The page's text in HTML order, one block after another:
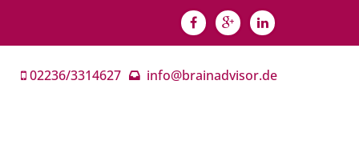
02236/3314627 info@brainadvisor.de